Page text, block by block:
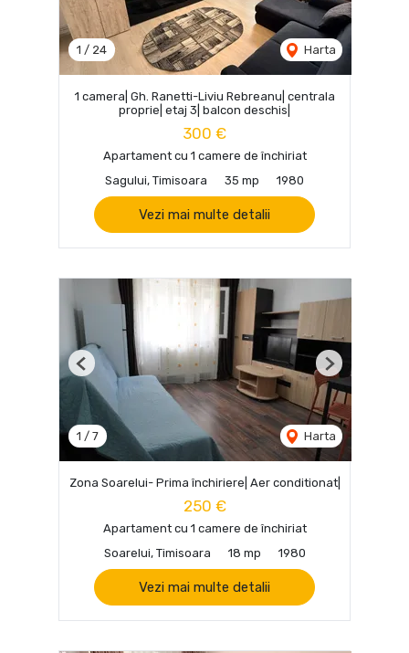
1 / 24 Harta
1 camera| Gh. Ranetti-Liviu Rebreanu| centrala
proprie| etaj 3| balcon deschis|
300 €
Apartament cu 1 camere de închiriat
Sagului, Timisoara
35 mp 1980
Vezi mai multe detalii
1 / 7 Harta
Previous Next
Zona Soarelui- Prima închiriere| Aer conditionat|
250 €
Apartament cu 1 camere de închiriat
Soarelui, Timisoara
18 mp 1980
Vezi mai multe detalii